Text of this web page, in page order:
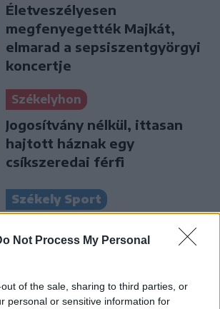
Not Process My Personal
of the sale, sharing to third parties, or
personal or sensitive information for
Életveszélyesen
megfenyegették Majkát,
elmarad a sepsiszentgyörgyi
koncertje
Székelyhon
Jogosítvány nélkül, ittasan
hajtott háznak egy
csíkszeredai férfi
Székely Sport
Szembementek a trenddel: a
Sepsi OSK és az FK
Szuperligában